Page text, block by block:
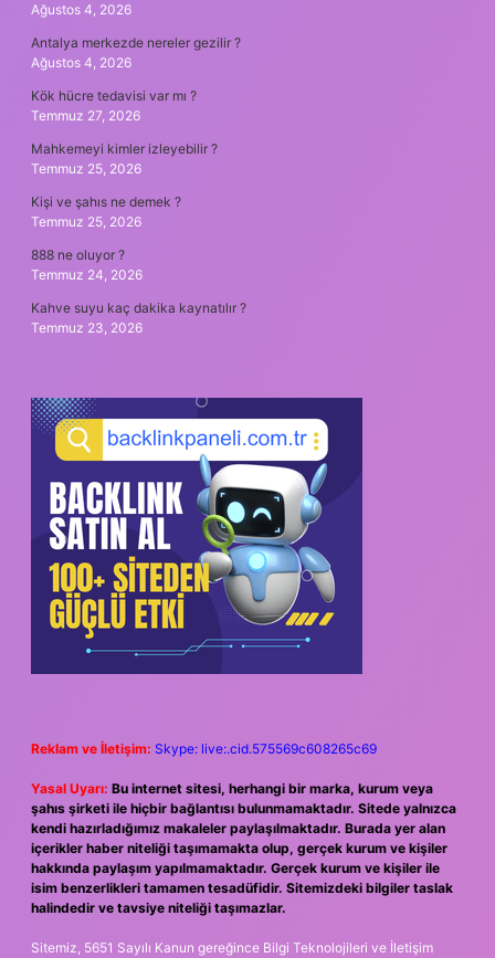
Ağustos 4, 2026
Antalya merkezde nereler gezilir ?
Ağustos 4, 2026
Kök hücre tedavisi var mı ?
Temmuz 27, 2026
Mahkemeyi kimler izleyebilir ?
Temmuz 25, 2026
Kişi ve şahıs ne demek ?
Temmuz 25, 2026
888 ne oluyor ?
Temmuz 24, 2026
Kahve suyu kaç dakika kaynatılır ?
Temmuz 23, 2026
Reklam ve İletişim: Skype: live:.cid.575569c608265c69
Yasal Uyarı: Bu internet sitesi, herhangi bir marka, kurum veya
şahıs şirketi ile hiçbir bağlantısı bulunmamaktadır. Sitede yalnızca
kendi hazırladığımız makaleler paylaşılmaktadır. Burada yer alan
içerikler haber niteliği taşımamakta olup, gerçek kurum ve kişiler
hakkında paylaşım yapılmamaktadır. Gerçek kurum ve kişiler ile
isim benzerlikleri tamamen tesadüfidir. Sitemizdeki bilgiler taslak
halindedir ve tavsiye niteliği taşımazlar.
Sitemiz, 5651 Sayılı Kanun gereğince Bilgi Teknolojileri ve İletişim